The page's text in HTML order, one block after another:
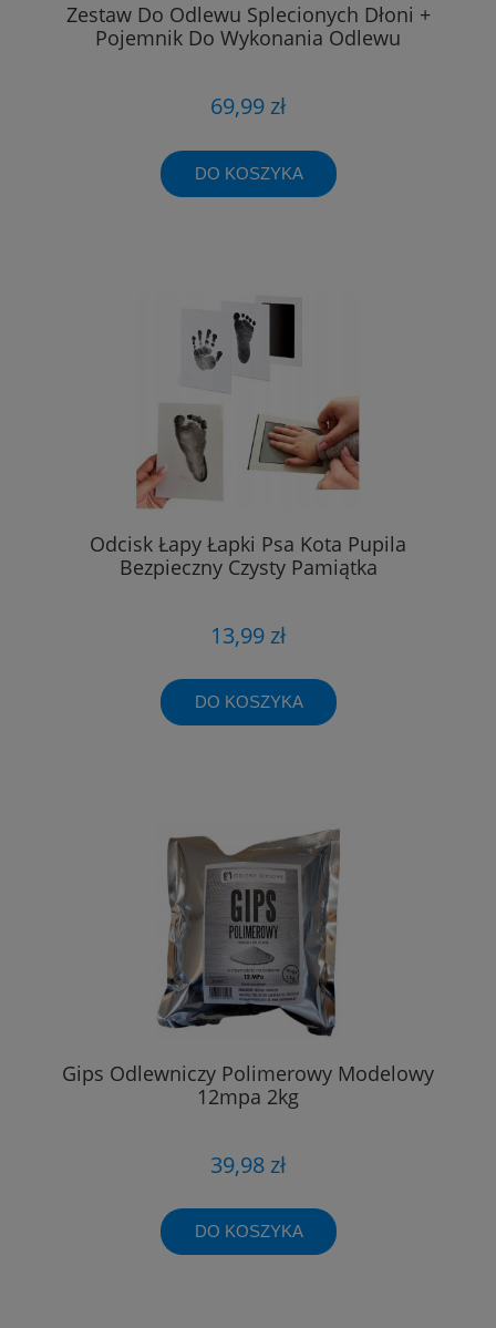
Zestaw Do Odlewu Splecionych Dłoni +
Pojemnik Do Wykonania Odlewu
69,99 zł
DO KOSZYKA
Odcisk Łapy Łapki Psa Kota Pupila
Bezpieczny Czysty Pamiątka
13,99 zł
DO KOSZYKA
Gips Odlewniczy Polimerowy Modelowy
12mpa 2kg
39,98 zł
DO KOSZYKA